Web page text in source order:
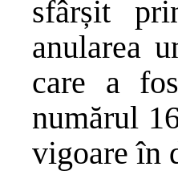
sfârșit
anularea
care a
numărul
vigoare în